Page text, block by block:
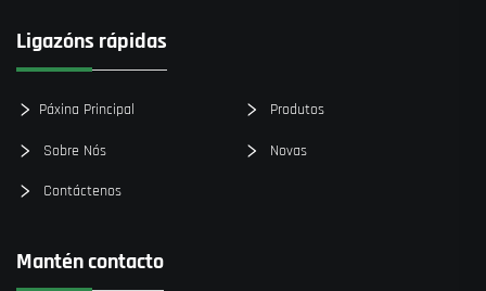
Ligazóns rápidas
Páxina Principal Produtos
Sobre Nós Novas
Contáctenos
Mantén contacto